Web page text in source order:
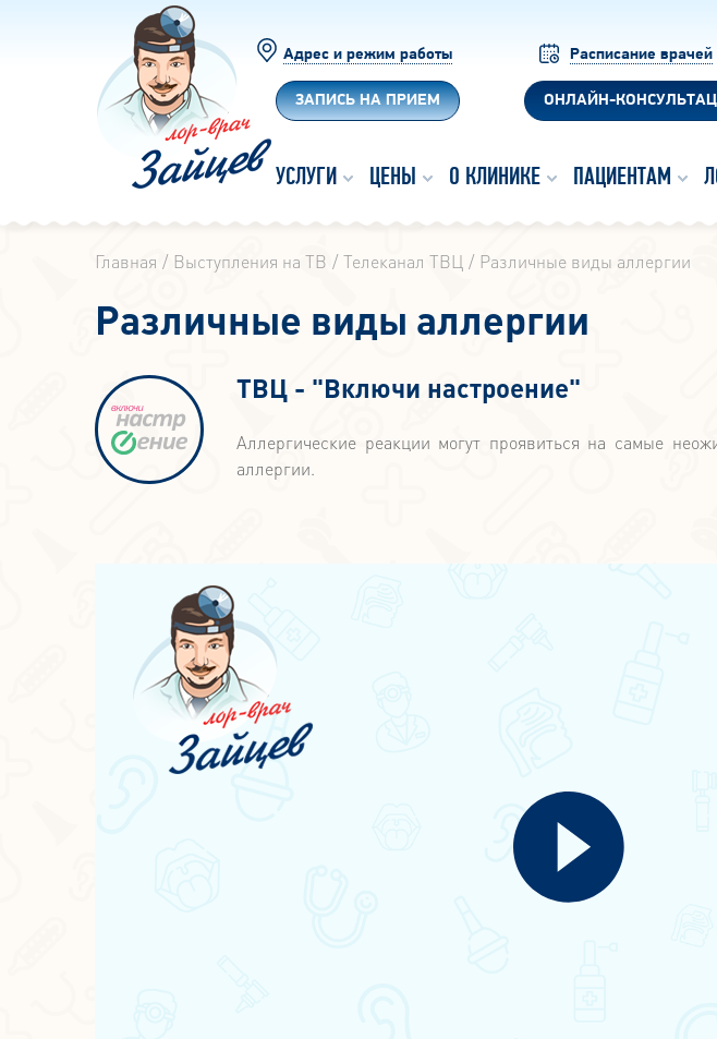
Адрес и режим работы
ЗАПИСЬ НА ПРИЕМ
Расписание врачей
ОНЛАЙН-
УСЛУГИ ЦЕНЫ О КЛИНИКЕ ПАЦИЕНТАМ
Главная Выступления на ТВ Телеканал ТВЦ Различные виды аллергии
Различные виды аллергии
ТВЦ - "Включи настроение"
Аллергические реакции могут проявиться на самые
аллергии.